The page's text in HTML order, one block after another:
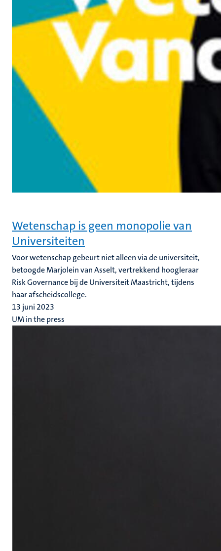
Wetenschap is geen monopolie van
Universiteiten
Voor wetenschap gebeurt niet alleen via de universiteit,
betoogde Marjolein van Asselt, vertrekkend hoogleraar
Risk Governance bij de Universiteit Maastricht, tijdens
haar afscheidscollege.
13 juni 2023
UM in the press